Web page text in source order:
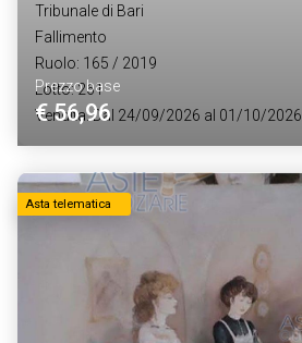
Prezzo base
€ 56,96
Tribunale di Bari
Fallimento
Ruolo: 165 / 2019
Lotto: 261
Vendita: Dal 24/09/2026 al 01/10/2026
Asta telematica